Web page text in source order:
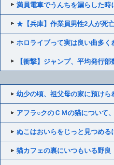
満員電車でうんちを漏らした時
★【兵庫】作業員男性2人が死
ホロライブって実は良い曲多く
【衝撃】ジャンプ、平均発行
幼少の頃、祖父母の家に預けら
アフラ○クのＣＭの猫について
ぬこはおいらをじっと見つめる
猫カフェの裏にいつもいる野良